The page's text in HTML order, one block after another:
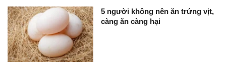
5 người không nên ăn trứng vịt,
càng ăn càng hại